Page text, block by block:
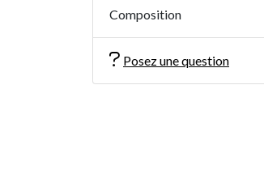
Composition
Posez une question